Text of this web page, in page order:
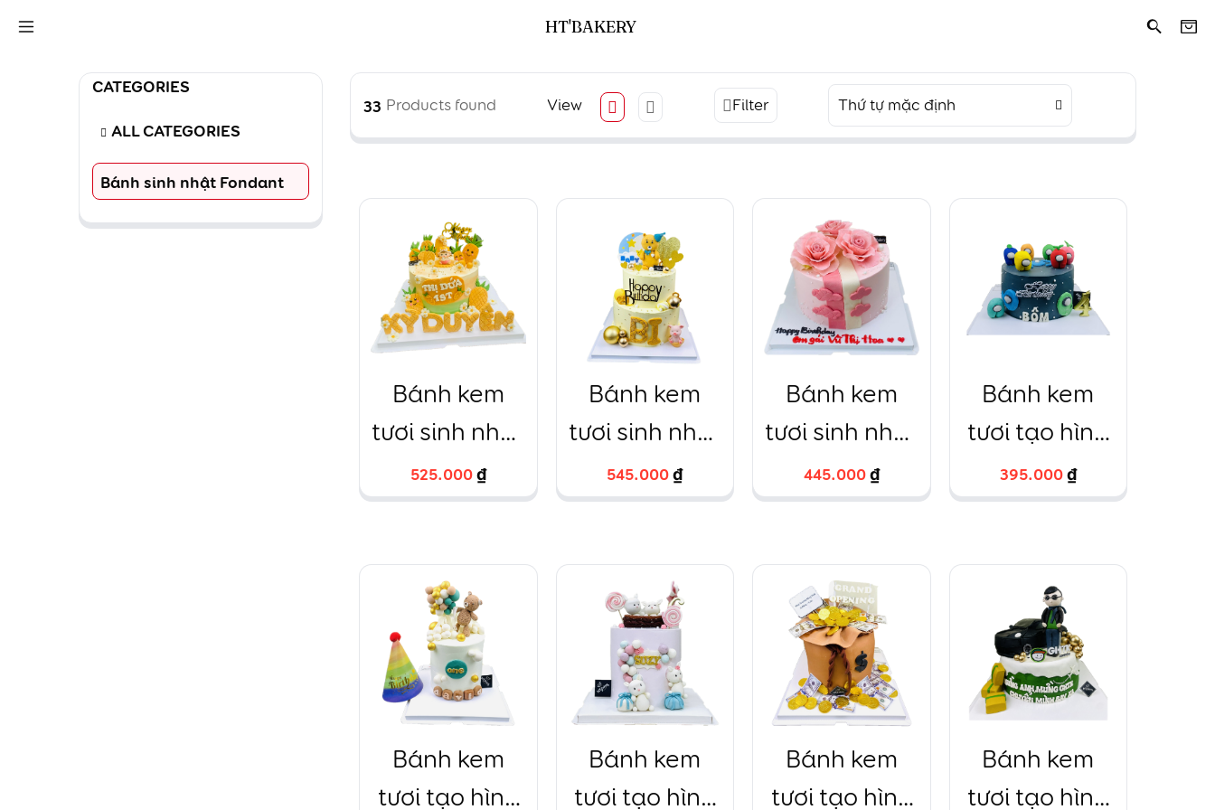
33 Products found View Filter Thứ tự mặc định
Bánh kem
tươi sinh nhật
đường
fondant tạo
và quả dứa
siêu ngộ
nghĩnh
525.000₫
525.000₫
Bánh kem
tươi sinh nhật
gấu fondant
vàng 2 tầng
18cm+14cm
545.000₫
545.000₫
Bánh kem
tươi sinh nhật
hoa hồng
fondant
445.000₫
445.000₫
Bánh kem
tươi tạo hình
AmongUs
fondant
395.000₫
395.000₫
Bánh kem
tươi tạo hình
Bánh kem
tươi tạo hình
Bánh kem
tươi tạo hình
Bánh kem
tươi tạo hình
CATEGORIES
ALL CATEGORIES
Bánh sinh nhật Fondant
HT'BAKERY